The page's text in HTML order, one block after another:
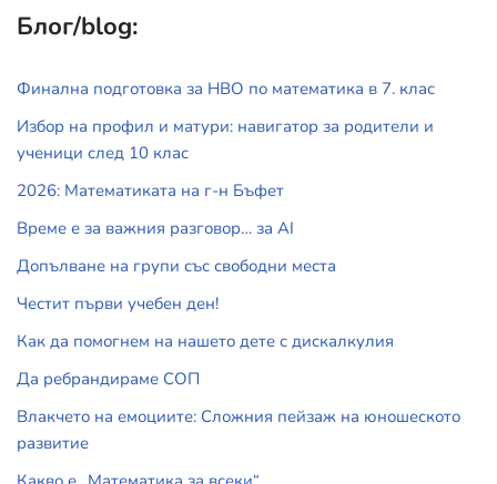
Блог/blog:
Финална подготовка за НВО по математика в 7. клас
Избор на профил и матури: навигатор за родители и
ученици след 10 клас
2026: Математиката на г-н Бъфет
Време е за важния разговор… за АI
Допълване на групи със свободни места
Честит първи учебен ден!
Как да помогнем на нашето дете с дискалкулия
Да ребрандираме СОП
Влакчето на емоциите: Сложния пейзаж на юношеското
развитие